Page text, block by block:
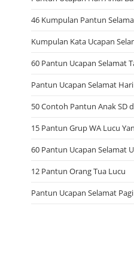
46 Kumpulan Pantun
Kumpulan Kata Ucapan
60 Pantun Ucapan Selamat
Pantun Ucapan Selamat
50 Contoh Pantun Anak SD
15 Pantun Grup WA Lucu
60 Pantun Ucapan Selamat
12 Pantun Orang Tua Lucu
Pantun Ucapan Selamat